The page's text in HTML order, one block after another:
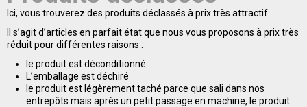
Ici, vous trouverez des produits déclassés à prix très attractif.
Il s’agit d’articles en parfait état que nous vous proposons à prix très
réduit pour différentes raisons :
le produit est déconditionné
L’emballage est déchiré
le produit est légèrement taché parce que sali dans nos
entrepôts mais après un petit passage en machine, le produit